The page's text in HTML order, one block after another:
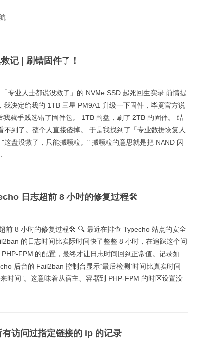
记 | 刷错固件了！
专业人士都说没救了」的 NVMe SSD 起死回生实录 前情提
决定给我的 1TB 三星 PM9A1 升级一下固件，毕竟官方说
就手贱选错了固件包。 1TB 的盘，刷了 2TB 的固件。 结
到了。整个人直接傻掉。 于是我找到了「专业数据恢复人
盘没救了，只能搬颗粒。" 搬颗粒的意思就是把 NAND 闪
日志超前 8 小时的修复过程🛠️
前 8 小时的修复过程🛠️ 🔍 最近在排查 Typecho 站点的安全
的日志时间比实际时间快了整整 8 小时，在追踪这个问
FPM 的配置，最终才让日志时间回到正常值。记录如
后台的 Fail2ban 控制台显示“最后检测”时间比真实时间
时间”。这意味着从宿主、容器到 PHP-FPM 的时区设置没
访问过指定链接的 ip 的记录